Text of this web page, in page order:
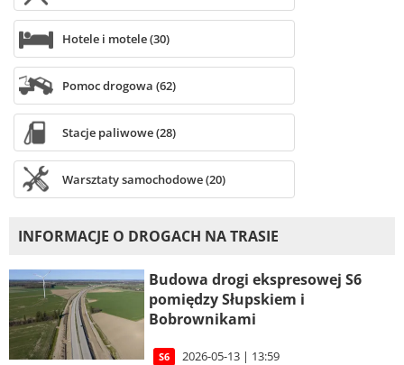
Hotele i motele (30)
Pomoc drogowa (62)
Stacje paliwowe (28)
Warsztaty samochodowe (20)
INFORMACJE O DROGACH NA TRASIE
Budowa drogi ekspresowej S6
pomiędzy Słupskiem i
Bobrownikami
S6 2026-05-13 | 13:59